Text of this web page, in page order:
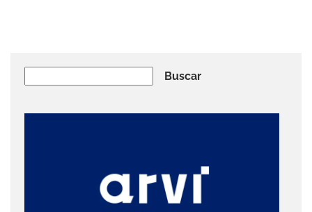
Buscar